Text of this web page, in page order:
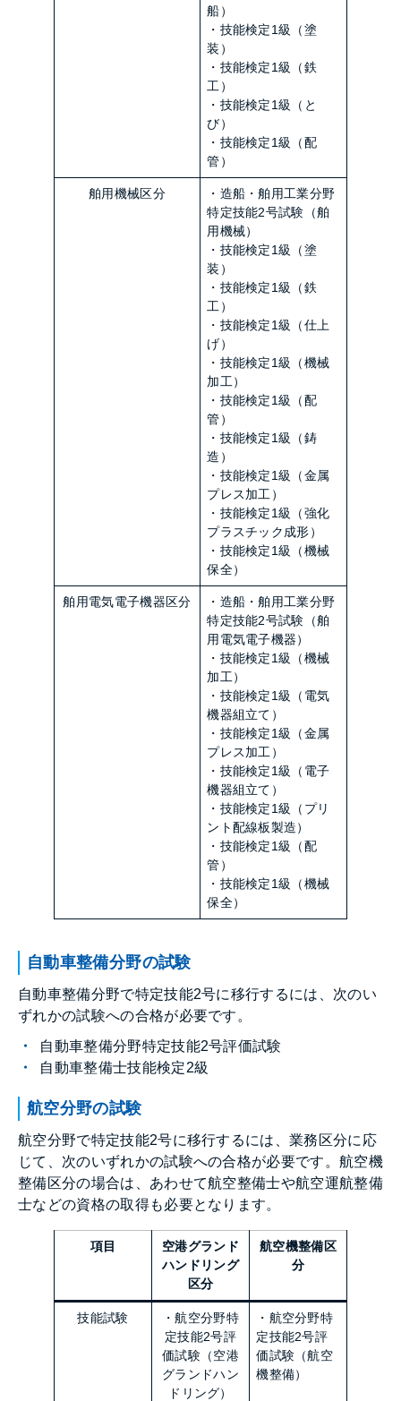
船）
・技能検定1級（塗
装）
・技能検定1級（鉄
工）
・技能検定1級（と
び）
・技能検定1級（配
管）
舶用機械区分
・造船・舶用工業分野
特定技能2号試験（舶
用機械）
・技能検定1級（塗
装）
・技能検定1級（鉄
工）
・技能検定1級（仕上
げ）
・技能検定1級（機械
加工）
・技能検定1級（配
管）
・技能検定1級（鋳
造）
・技能検定1級（金属
プレス加工）
・技能検定1級（強化
プラスチック成形）
・技能検定1級（機械
保全）
舶用電気電子機器区分
・造船・舶用工業分野
特定技能2号試験（舶
用電気電子機器）
・技能検定1級（機械
加工）
・技能検定1級（電気
機器組立て）
・技能検定1級（金属
プレス加工）
・技能検定1級（電子
機器組立て）
・技能検定1級（プリ
ント配線板製造）
・技能検定1級（配
管）
・技能検定1級（機械
保全）
自動車整備分野の試験
自動車整備分野で特定技能2号に移行するには、次のい
ずれかの試験への合格が必要です。
自動車整備分野特定技能2号評価試験
自動車整備士技能検定2級
航空分野の試験
航空分野で特定技能2号に移行するには、業務区分に応
じて、次のいずれかの試験への合格が必要です。航空機
整備区分の場合は、あわせて航空整備士や航空運航整備
士などの資格の取得も必要となります。
項目
空港グランド
ハンドリング
区分
航空機整備区
分
技能試験
・航空分野特
定技能2号評
価試験（空港
グランドハン
ドリング）
・航空分野特
定技能2号評
価試験（航空
機整備）